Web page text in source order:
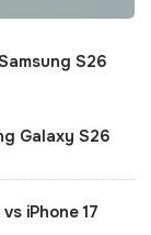
S26
Galaxy S26
iPhone 17